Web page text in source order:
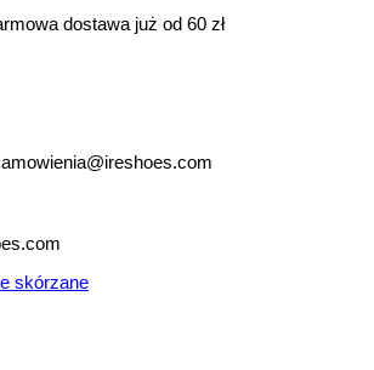
dostawa już od 60 zł